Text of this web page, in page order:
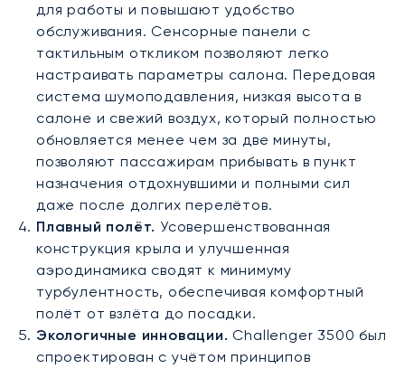
для работы и повышают удобство
обслуживания. Сенсорные панели с
тактильным откликом позволяют легко
настраивать параметры салона. Передовая
система шумоподавления, низкая высота в
салоне и свежий воздух, который полностью
обновляется менее чем за две минуты,
позволяют пассажирам прибывать в пункт
назначения отдохнувшими и полными сил
даже после долгих перелётов.
Плавный полёт. Усовершенствованная
конструкция крыла и улучшенная
аэродинамика сводят к минимуму
турбулентность, обеспечивая комфортный
полёт от взлёта до посадки.
Экологичные инновации. Challenger 3500 был
спроектирован с учётом принципов